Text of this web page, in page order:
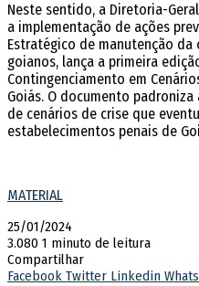
Neste sentido, a Diretoria-
a implementação de ações
Estratégico de manutenção
goianos, lança a primeira
Contingenciamento em
Goiás. O documento
de cenários de crise que
estabelecimentos penais de
MATERIAL
25/01/2024
3.080 1 minuto de leitura
Compartilhar
Facebook Twitter Linkedin